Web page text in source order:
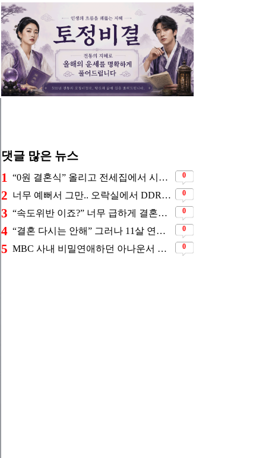
댓글 많은 뉴스
1 “0원 결혼식” 올리고 전세집에서 시작한 연예인 0
2 너무 예뻐서 그만.. 오락실에서 DDR하고 있는데 지나가던 이상민이 캐스팅했다는 연예인 0
3 “속도위반 이죠?” 너무 급하게 결혼해서 모두에게 의심 받았던 스타 0
4 “결혼 다시는 안해” 그러나 11살 연하남과 재혼 발표 0
5 MBC 사내 비밀연애하던 아나운서 커플 0